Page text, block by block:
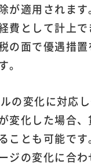
が適用されま
費として計上
の面で優遇措
。
の変化に対応
変化した場合
ことも可能です
ジの変化に合